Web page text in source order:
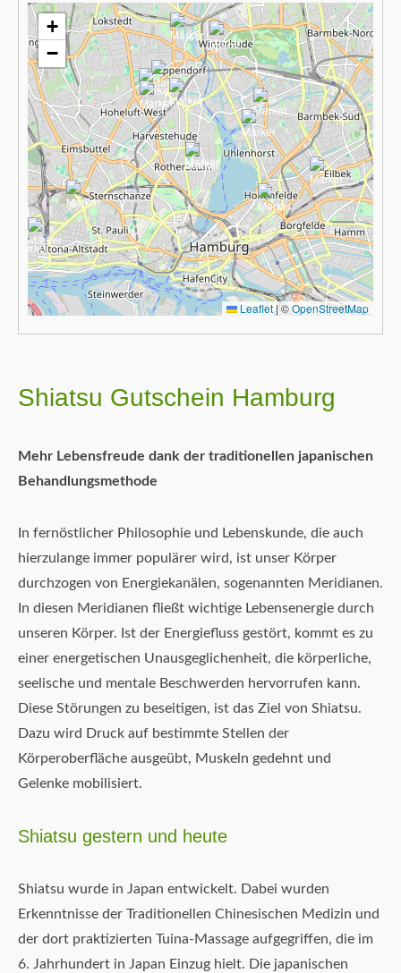
+
−
Leaflet| ©OpenStreetMap
Shiatsu Gutschein Hamburg
Mehr Lebensfreude dank der traditionellen japanischen
Behandlungsmethode
In fernöstlicher Philosophie und Lebenskunde, die auch
hierzulange immer populärer wird, ist unser Körper
durchzogen von Energiekanälen, sogenannten Meridianen.
In diesen Meridianen fließt wichtige Lebensenergie durch
unseren Körper. Ist der Energiefluss gestört, kommt es zu
einer energetischen Unausgeglichenheit, die körperliche,
seelische und mentale Beschwerden hervorrufen kann.
Diese Störungen zu beseitigen, ist das Ziel von Shiatsu.
Dazu wird Druck auf bestimmte Stellen der
Körperoberfläche ausgeübt, Muskeln gedehnt und
Gelenke mobilisiert.
Shiatsu gestern und heute
Shiatsu wurde in Japan entwickelt. Dabei wurden
Erkenntnisse der Traditionellen Chinesischen Medizin und
der dort praktizierten Tuina-Massage aufgegriffen, die im
6. Jahrhundert in Japan Einzug hielt. Die japanischen